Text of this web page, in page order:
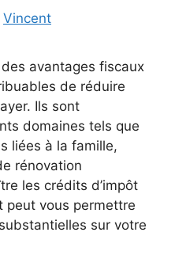
Vincent
avantages fiscaux
de réduire
Ils sont
domaines tels que
liées à la famille,
rénovation
les crédits d’impôt
peut vous permettre
sur votre